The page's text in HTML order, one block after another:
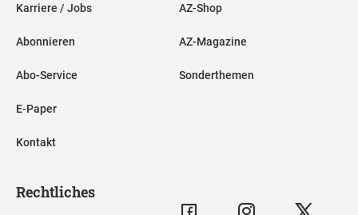
Karriere / Jobs
Abonnieren
Abo-Service
E-Paper
Kontakt
AZ-Shop
AZ-Magazine
Sonderthemen
Rechtliches